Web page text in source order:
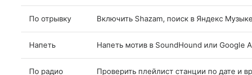
По отрывку Включить Shazam, поиск в Яндекс
Напеть Напеть мотив в SoundHound или Google
По радио Проверить плейлист станции по дате и